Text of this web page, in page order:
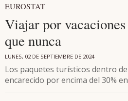
EUROSTAT
Viajar por
que nunca
LUNES, 02 DE SEPTIEMBRE DE 2024
Los paquetes turísticos dentro
encarecido por encima del 30%